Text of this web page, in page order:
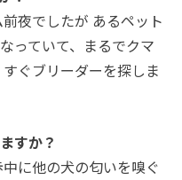
夜でしたが あるペット
っていて、まるでクマ
ぐブリーダーを探しま
すか？
に他の犬の匂いを嗅ぐ